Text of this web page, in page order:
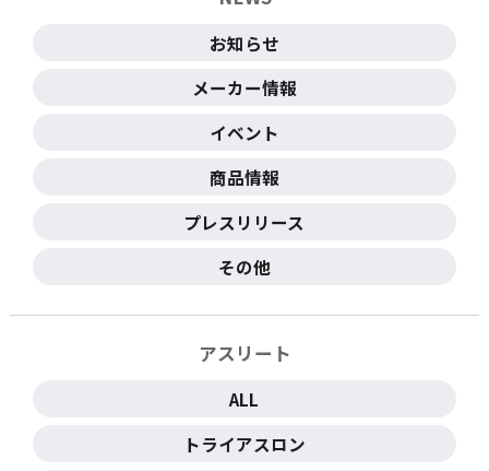
お知らせ
メーカー情報
イベント
商品情報
プレスリリース
その他
アスリート
ALL
トライアスロン